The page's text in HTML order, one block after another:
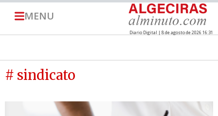
MENU
Diario Digital | 8 de agosto de 2026 16:31
# sindicato